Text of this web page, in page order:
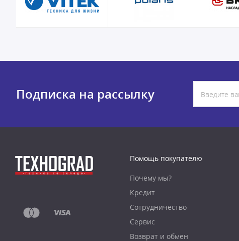
Подписка на рассылку
Помощь покупателю
Почему мы?
Кредит
Сотрудничество
Сервис
Возврат и обмен